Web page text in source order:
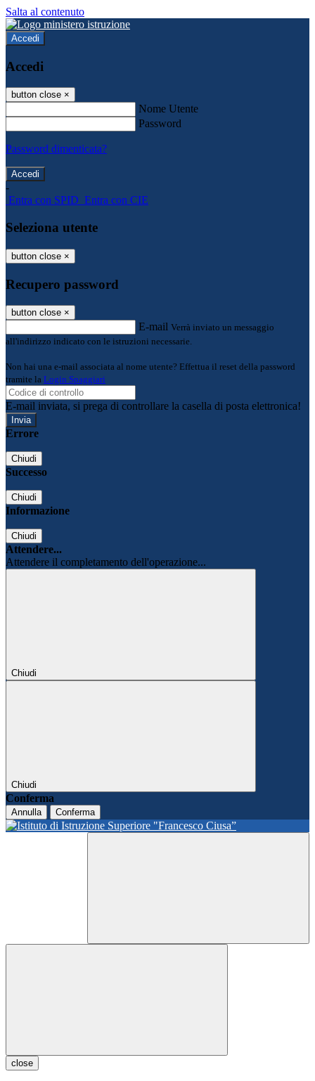
Salta al contenuto
Accedi
Accedi
button close ×
Nome Utente
Password
Password dimenticata?
-
Entra con SPID Entra con CIE
Seleziona utente
button close ×
Recupero password
button close ×
E-mail Verrà inviato un messaggio
all'indirizzo indicato con le istruzioni necessarie.
Non hai una e-mail associata al nome utente? Effettua il reset della password
tramite la Login Spaggiari
E-mail inviata, si prega di controllare la casella di posta elettronica!
Errore
Chiudi
Successo
Chiudi
Informazione
Chiudi
Attendere...
Attendere il completamento dell'operazione...
Chiudi
Chiudi
Conferma
Annulla Conferma
close